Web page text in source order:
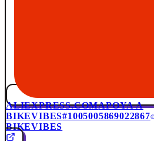
ALIEXPRESS.COMAPOYA A
BIKEVIBES#1005005869022867
BIKEVIBES